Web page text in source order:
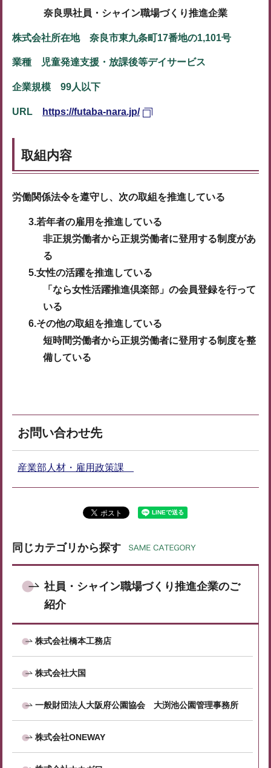
奈良県社員・シャイン職場づくり推進企業
株式会社所在地 奈良市東九条町17番地の1,101号
業種 児童発達支援・放課後等デイサービス
企業規模 99人以下
URL https://futaba-nara.jp/
取組内容
労働関係法令を遵守し、次の取組を推進している
3.若年者の雇用を推進している
非正規労働者から正規労働者に登用する制度があ
る
5.女性の活躍を推進している
「なら女性活躍推進倶楽部」の会員登録を行って
いる
6.その他の取組を推進している
短時間労働者から正規労働者に登用する制度を整
備している
お問い合わせ先
産業部人材・雇用政策課
同じカテゴリから探す
社員・シャイン職場づくり推進企業のご
紹介
株式会社橋本工務店
株式会社大国
一般財団法人大阪府公園協会 大渕池公園管理事務所
株式会社ONEWAY